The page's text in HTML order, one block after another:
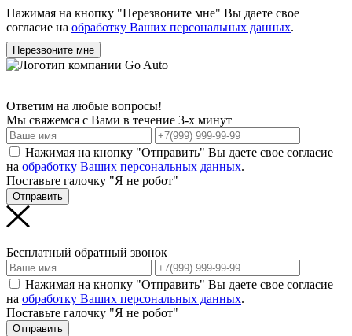
Нажимая на кнопку "Перезвоните мне" Вы даете свое
согласие на обработку Ваших персональных данных.
Перезвоните мне
Ответим на любые вопросы!
Мы свяжемся с Вами в течение 3-х минут
Нажимая на кнопку "Отправить" Вы даете свое согласие
на обработку Ваших персональных данных.
Поставьте галочку "Я не робот"
Отправить
Бесплатный обратный звонок
Нажимая на кнопку "Отправить" Вы даете свое согласие
на обработку Ваших персональных данных.
Поставьте галочку "Я не робот"
Отправить